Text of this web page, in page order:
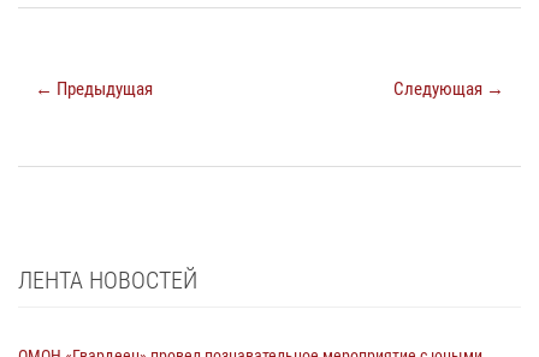
← Предыдущая Следующая →
ЛЕНТА НОВОСТЕЙ